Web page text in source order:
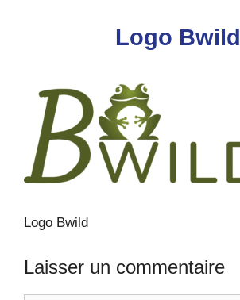
Logo Bwild
Logo Bwild
Laisser un commentaire